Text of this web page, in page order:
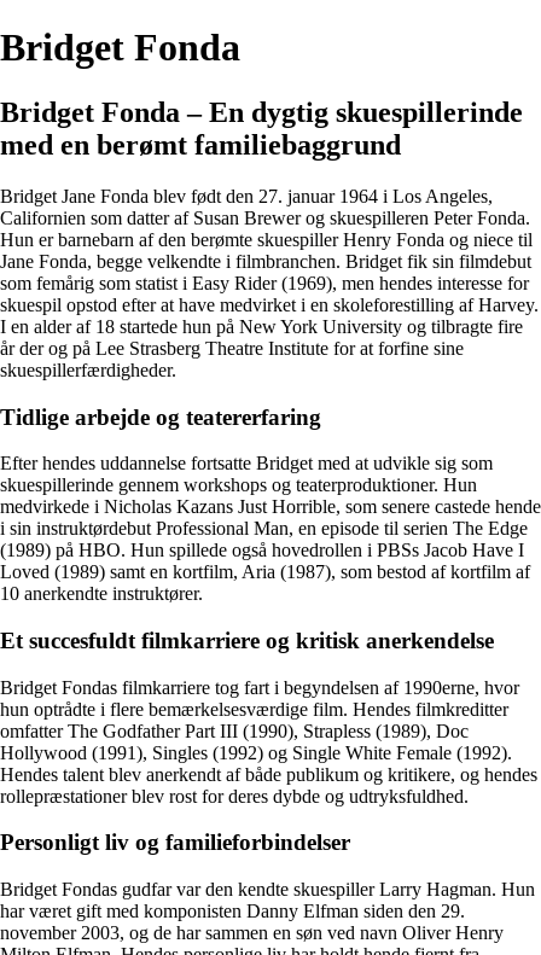
Bridget Fonda
Bridget Fonda – En dygtig skuespillerinde
med en berømt familiebaggrund
Bridget Jane Fonda blev født den 27. januar 1964 i Los Angeles,
Californien som datter af Susan Brewer og skuespilleren Peter Fonda.
Hun er barnebarn af den berømte skuespiller Henry Fonda og niece til
Jane Fonda, begge velkendte i filmbranchen. Bridget fik sin filmdebut
som femårig som statist i Easy Rider (1969), men hendes interesse for
skuespil opstod efter at have medvirket i en skoleforestilling af Harvey.
I en alder af 18 startede hun på New York University og tilbragte fire
år der og på Lee Strasberg Theatre Institute for at forfine sine
skuespillerfærdigheder.
Tidlige arbejde og teatererfaring
Efter hendes uddannelse fortsatte Bridget med at udvikle sig som
skuespillerinde gennem workshops og teaterproduktioner. Hun
medvirkede i Nicholas Kazans Just Horrible, som senere castede hende
i sin instruktørdebut Professional Man, en episode til serien The Edge
(1989) på HBO. Hun spillede også hovedrollen i PBSs Jacob Have I
Loved (1989) samt en kortfilm, Aria (1987), som bestod af kortfilm af
10 anerkendte instruktører.
Et succesfuldt filmkarriere og kritisk anerkendelse
Bridget Fondas filmkarriere tog fart i begyndelsen af 1990erne, hvor
hun optrådte i flere bemærkelsesværdige film. Hendes filmkreditter
omfatter The Godfather Part III (1990), Strapless (1989), Doc
Hollywood (1991), Singles (1992) og Single White Female (1992).
Hendes talent blev anerkendt af både publikum og kritikere, og hendes
rollepræstationer blev rost for deres dybde og udtryksfuldhed.
Personligt liv og familieforbindelser
Bridget Fondas gudfar var den kendte skuespiller Larry Hagman. Hun
har været gift med komponisten Danny Elfman siden den 29.
november 2003, og de har sammen en søn ved navn Oliver Henry